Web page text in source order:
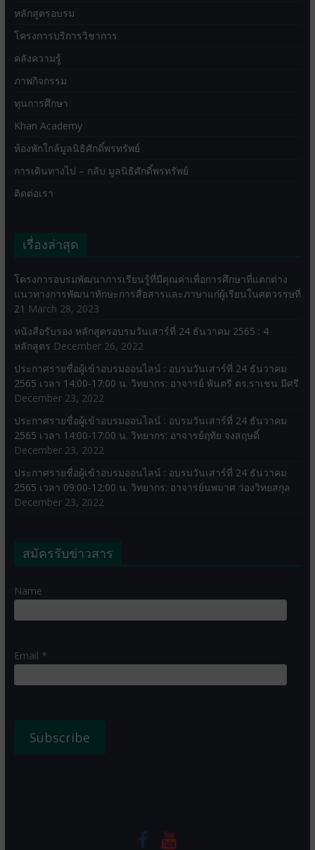
หลักสูตรอบรม
โครงการบริการวิชาการ
คลังความรู้
ภาพกิจกรรม
ทุนการศึกษา
Khan Academy
ห้องพักใกล้มูลนิธิศักดิ์พรทรัพย์
การเดินทางไป – กลับ มูลนิธิศักดิ์พรทรัพย์
ติดต่อเรา
เรื่องล่าสุด
โครงการอบรมพัฒนาการเรียนรู้ที่มีคุณค่าเพื่อการศึกษาที่แตกต่าง
แนวทางการพัฒนาทักษะการสื่อสารและภาษาแก่ผู้เรียนในศตวรรษที่
21 March 28, 2023
หนังสือรับรอง หลักสูตรอบรมวันเสาร์ที่ 24 ธันวาคม 2565 : 4
หลักสูตร December 26, 2022
ประกาศรายชื่อผู้เข้าอบรมออนไลน์ : อบรมวันเสาร์ที่ 24 ธันวาคม
2565 เวลา 14:00-17:00 น. วิทยากร: อาจารย์ พันตรี ดร.ราเชน มีศรี
December 23, 2022
ประกาศรายชื่อผู้เข้าอบรมออนไลน์ : อบรมวันเสาร์ที่ 24 ธันวาคม
2565 เวลา 14:00-17:00 น. วิทยากร: อาจารย์ฤทัย จงสฤษดิ์
December 23, 2022
ประกาศรายชื่อผู้เข้าอบรมออนไลน์ : อบรมวันเสาร์ที่ 24 ธันวาคม
2565 เวลา 09:00-12:00 น. วิทยากร: อาจารย์นพมาศ ว่องวิทยสกุล
December 23, 2022
สมัครรับข่าวสาร
Name
Email *